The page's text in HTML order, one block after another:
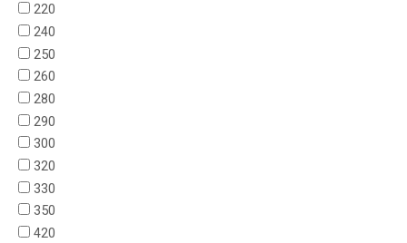
220
240
250
260
280
290
300
320
330
350
420